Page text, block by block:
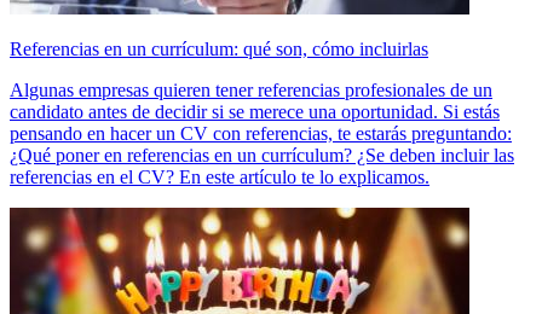
Referencias en un currículum: qué son, cómo incluirlas
Algunas empresas quieren tener referencias profesionales de un
candidato antes de decidir si se merece una oportunidad. Si estás
pensando en hacer un CV con referencias, te estarás preguntando:
¿Qué poner en referencias en un currículum? ¿Se deben incluir las
referencias en el CV? En este artículo te lo explicamos.